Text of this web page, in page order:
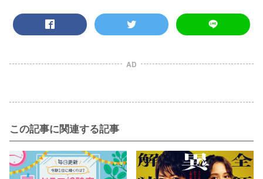
AD
この記事に関連する記事